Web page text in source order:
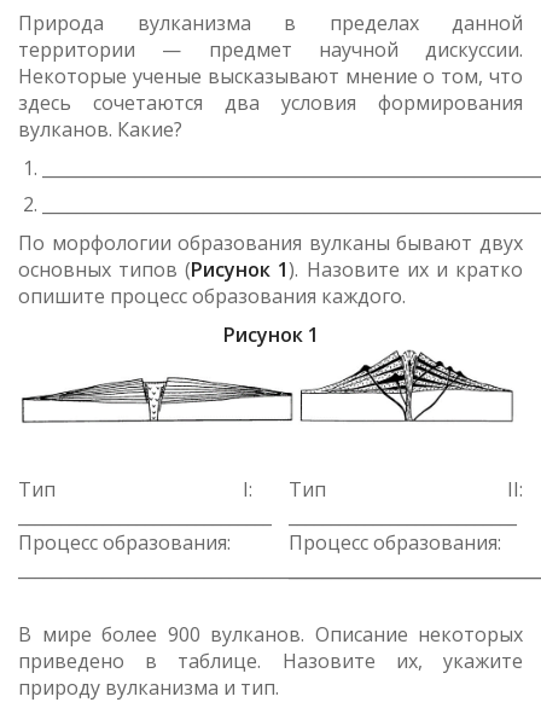
Природа вулканизма в пределах данной
территории — предмет научной дискуссии.
Некоторые ученые высказывают мнение о том, что
здесь сочетаются два условия формирования
вулканов. Какие?
По морфологии образования вулканы бывают двух
основных типов (Рисунок 1). Назовите их и кратко
опишите процесс образования каждого.
Рисунок 1
Тип I:
Процесс образования:
Тип II:
Процесс образования:
В мире более 900 вулканов. Описание некоторых
приведено в таблице. Назовите их, укажите
природу вулканизма и тип.